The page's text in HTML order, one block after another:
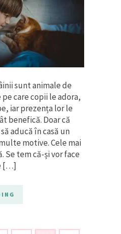
sunt animale de
care copii le adora,
iar prezența lor le
benefică. Doar că
aducă în casă un
motive. Cele mai
Se tem că-și vor face
[…]